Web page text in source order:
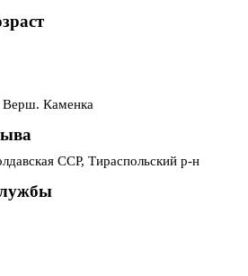
Верш. Каменка
ССР, Тираспольский р-н